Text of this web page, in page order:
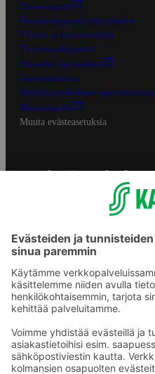
Oiva-raportit
Osuuskauppojen yhteystiedot
Tilaus- ja toimitusehdot
Tietosuojakäytäntö
Palvelun käyttöehdot
Saavutettavuus
Mobiilisovelluksen saavutettavuus
Mainostajalle
Muuta evästeasetuksia
S-ryhmän palvelut
Asiakasomistajuus
Yhteishyvä Ruoka -sovellus
Prisma.fi
Sokos.fi
S-Pankki
Sokos Hotels
Raflaamo